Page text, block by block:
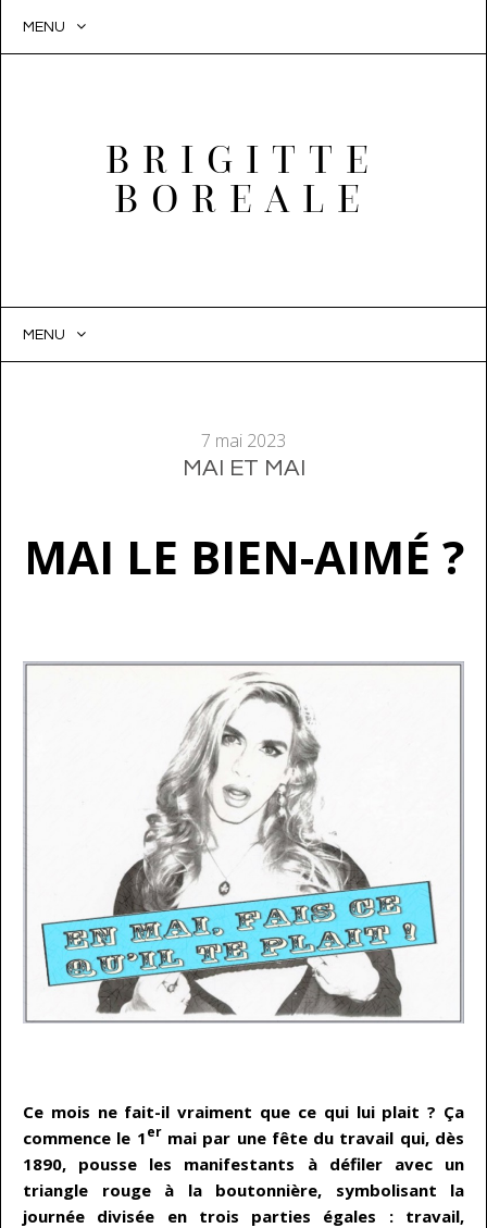
MENU
BRIGITTE
BOREALE
MENU
7 mai 2023
MAI ET MAI
MAI LE BIEN-AIMÉ ?
Ce mois ne fait-il vraiment que ce qui lui plait ? Ça
commence le 1ermai par une fête du travail qui, dès
1890, pousse les manifestants à défiler avec un
triangle rouge à la boutonnière, symbolisant la
journée divisée en trois parties égales : travail,